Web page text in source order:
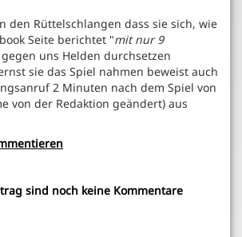
den Rüttelschlangen dass sie sich, wie
Seite berichtet "mit nur 9
uns Helden durchsetzen
sie das Spiel nahmen beweist auch
2 Minuten nach dem Spiel von
von der Redaktion geändert) aus
sind noch keine Kommentare